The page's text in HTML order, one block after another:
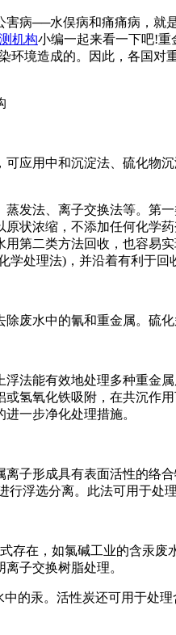
──水俣病和痛痛病，就
机构小编一起来看一下吧!重
境造成的。因此，各国对
用中和沉淀法、硫化物
法、离子交换法等。第
状浓缩，不添加任何化学
第二类方法回收，也容易
处理法)，并沿着有利于回
水中的氰和重金属。硫化
能有效地处理多种重金
氢氧化铁吸附，在共沉作
一步净化处理措施。
形成具有表面活性的络合
浮选分离。此法可用于处理
在，如氯碱工业的含汞废
子交换树脂处理。
汞。活性炭还可用于处